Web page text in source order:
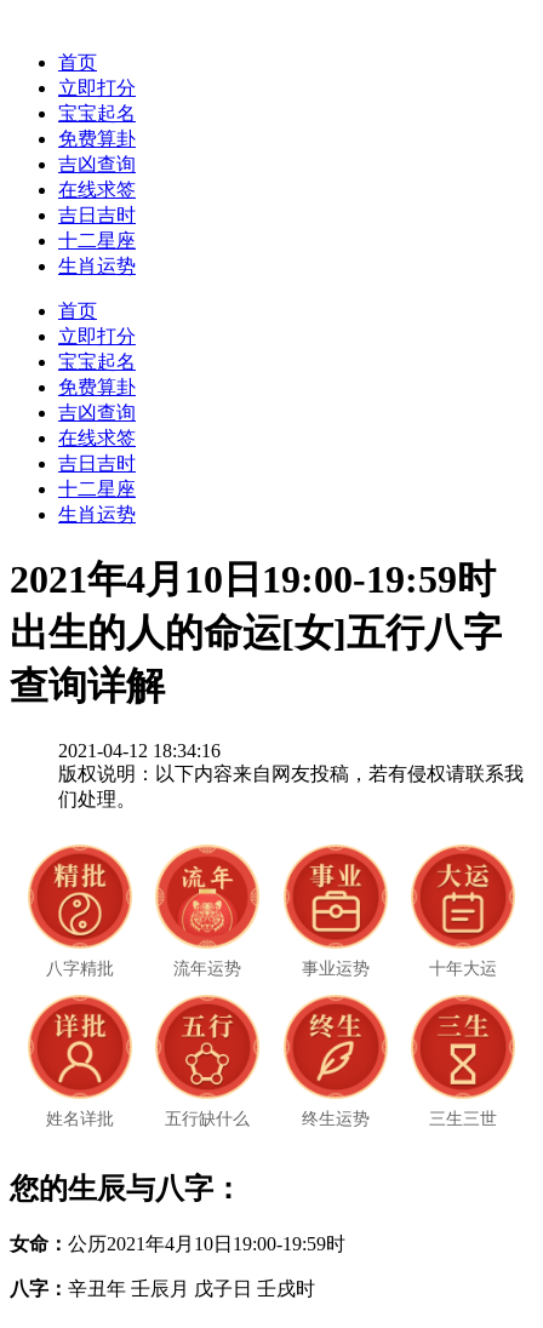
首页
立即打分
宝宝起名
免费算卦
吉凶查询
在线求签
吉日吉时
十二星座
生肖运势
首页
立即打分
宝宝起名
免费算卦
吉凶查询
在线求签
吉日吉时
十二星座
生肖运势
2021年4月10日19:00-19:59时
出生的人的命运[女]五行八字
查询详解
2021-04-12 18:34:16
版权说明：以下内容来自网友投稿，若有侵权请联系我
们处理。
八字精批 流年运势 事业运势 十年大运
姓名详批 五行缺什么 终生运势 三生三世
您的生辰与八字：
女命： 公历2021年4月10日19:00-19:59时
八字： 辛丑年 壬辰月 戊子日 壬戌时